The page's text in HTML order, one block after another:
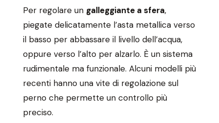
Per regolare un galleggiante a sfera,
piegate delicatamente l’asta metallica verso
il basso per abbassare il livello dell’acqua,
oppure verso l’alto per alzarlo. È un sistema
rudimentale ma funzionale. Alcuni modelli più
recenti hanno una vite di regolazione sul
perno che permette un controllo più
preciso.